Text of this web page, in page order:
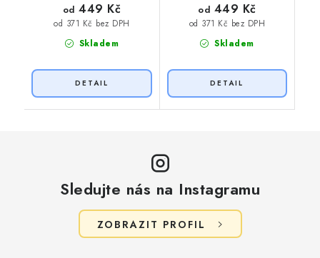
Skladem
od 371 Kč bez DPH
od 449 Kč
Skladem
od 371 Kč bez DPH
od 449 Kč
Sledujte nás na Instagramu
ZOBRAZIT PROFIL